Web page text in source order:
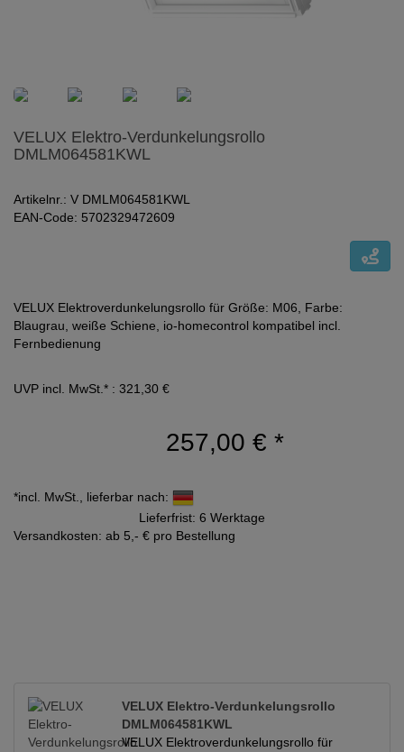
VELUX Elektro-Verdunkelungsrollo
DMLM064581KWL
Artikelnr.: V DMLM064581KWL
EAN-Code: 5702329472609
VELUX Elektroverdunkelungsrollo für Größe: M06, Farbe:
Blaugrau, weiße Schiene, io-homecontrol kompatibel incl.
Fernbedienung
UVP incl. MwSt.* : 321,30 €
257,00 € *
*incl. MwSt., lieferbar nach:
Lieferfrist: 6 Werktage
Versandkosten: ab 5,- € pro Bestellung
VELUX Elektro-Verdunkelungsrollo
DMLM064581KWL
VELUX Elektroverdunkelungsrollo für